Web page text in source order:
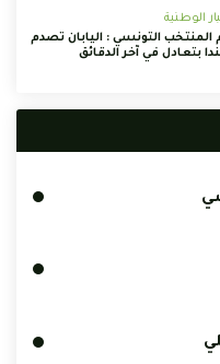
الوطنية
المنتخب التونسي : اليابان تصدم
بتعادل في آخر الدقائق